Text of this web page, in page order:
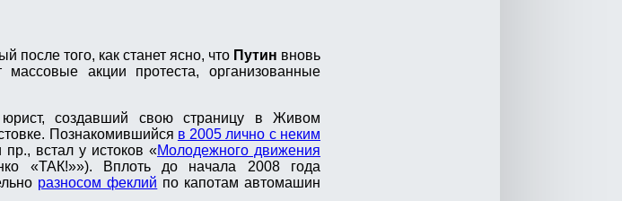
после того, как станет ясно, что Путин вновь
акции протеста, организованные
создавший свою страницу в Живом
Познакомившийся в 2005 лично с неким
пр., встал у истоков «Молодежного движения
«ТАК!»»). Вплоть до начала 2008 года
разносом феклий по капотам автомашин